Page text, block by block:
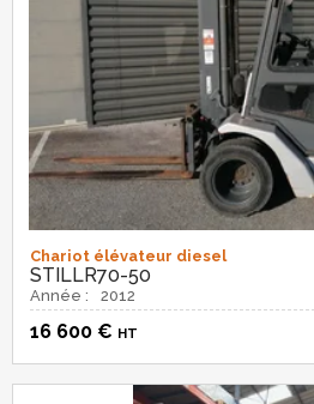
Chariot élévateur diesel
STILLR70-50
Année : 2012
16 600 € HT